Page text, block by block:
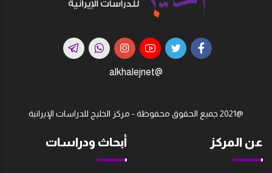
@alkhalejnet
@2021 جميع الحقوق محفوظة - مركز الخليج للدراسات اﻹيرانية
عن المركز أبحاث ودراسات